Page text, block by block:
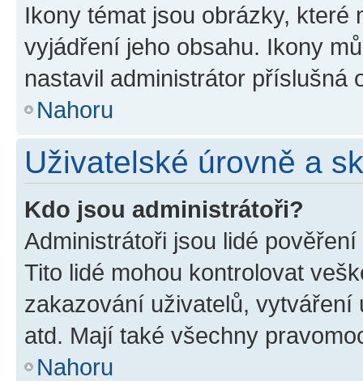
Ikony témat jsou obrázky,
vyjádření jeho obsahu. Ikony
nastavil administrátor příslušná
Nahoru
Uživatelské úrovně a
Kdo jsou administrátoři?
Administrátoři jsou lidé
Tito lidé mohou kontrolovat
zakazování uživatelů,
atd. Mají také všechny
Nahoru